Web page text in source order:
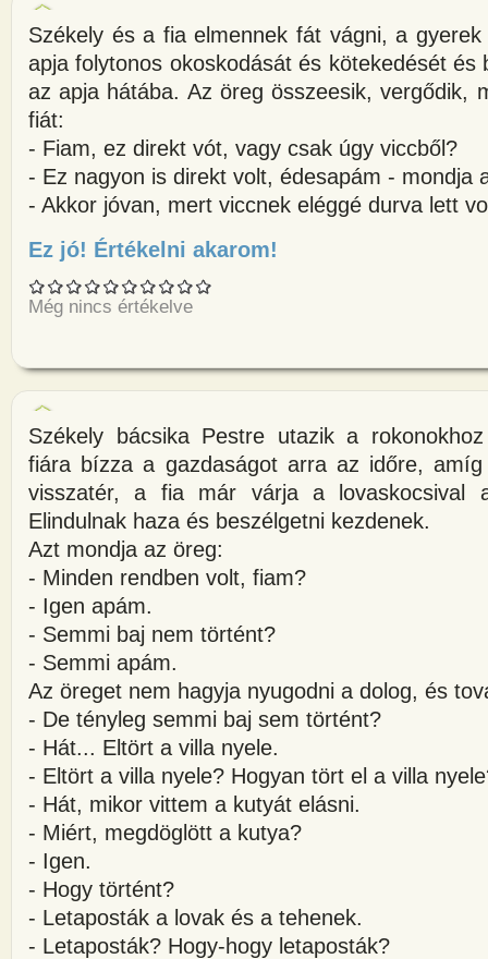
Székely és a fia elmennek fát vágni, a gyerek
apja folytonos okoskodását és kötekedését és
az apja hátába. Az öreg összeesik, vergődik,
fiát:
- Fiam, ez direkt vót, vagy csak úgy viccből?
- Ez nagyon is direkt volt, édesapám - mondja
- Akkor jóvan, mert viccnek eléggé durva lett
Ez jó! Értékelni akarom!
Még nincs értékelve
Székely bácsika Pestre utazik a
fiára bízza a gazdaságot arra az időre,
visszatér, a fia már várja a lovaskocsival
Elindulnak haza és beszélgetni kezdenek.
Azt mondja az öreg:
- Minden rendben volt, fiam?
- Igen apám.
- Semmi baj nem történt?
- Semmi apám.
Az öreget nem hagyja nyugodni a dolog, és
- De tényleg semmi baj sem történt?
- Hát... Eltört a villa nyele.
- Eltört a villa nyele? Hogyan tört el a villa
- Hát, mikor vittem a kutyát elásni.
- Miért, megdöglött a kutya?
- Igen.
- Hogy történt?
- Letaposták a lovak és a tehenek.
- Letaposták? Hogy-hogy letaposták?